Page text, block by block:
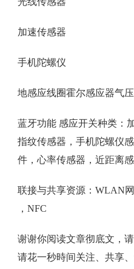
加速传感器
手机陀螺仪
地感应线圈霍尔感应器气
蓝牙功能 感应开关种类：
指纹传感器，手机陀螺仪
件，心率传感器，近距离
联接与共享资源：WLAN
，NFC
谢谢你阅读文章彻底文，
请花一秒時间关注、共享